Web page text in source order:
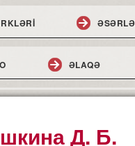
ƏLAQƏ
Д. Б.